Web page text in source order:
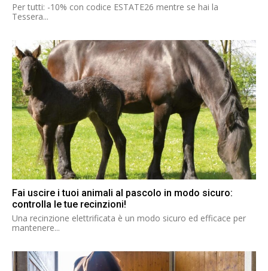
Per tutti: -10% con codice ESTATE26 mentre se hai la
Tessera...
Fai uscire i tuoi animali al pascolo in modo sicuro:
controlla le tue recinzioni!
Una recinzione elettrificata è un modo sicuro ed efficace per
mantenere...